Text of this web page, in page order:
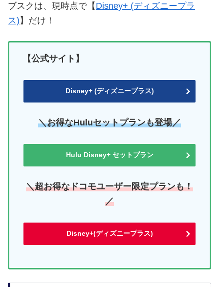
ブスクは、現時点で【 Disney+ (ディズニープラ
ス) 】だけ！
【公式サイト】
Disney+ (ディズニープラス)
＼お得なHuluセットプランも登場／
Hulu Disney+ セットプラン
＼超お得なドコモユーザー限定プランも！
／
Disney+(ディズニープラス)